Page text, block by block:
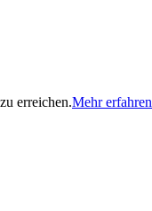
erreichen.Mehr erfahren